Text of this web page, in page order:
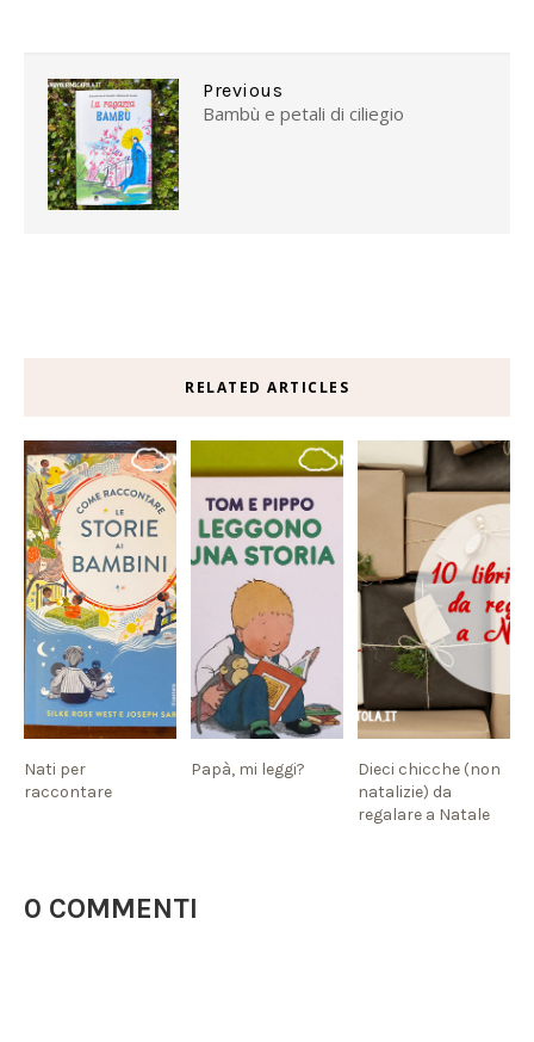
Previous
Bambù e petali di ciliegio
RELATED ARTICLES
Nati per
raccontare
Papà, mi leggi?
Dieci chicche (non
natalizie) da
regalare a Natale
0 COMMENTI